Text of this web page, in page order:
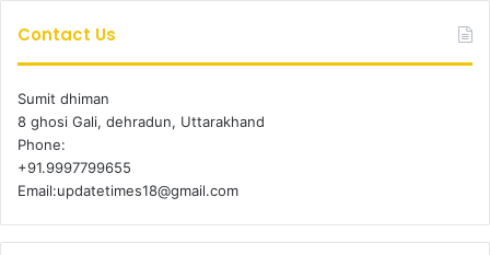
Contact Us
Sumit dhiman
8 ghosi Gali, dehradun, Uttarakhand
Phone:
+91.9997799655
Email:updatetimes18@gmail.com